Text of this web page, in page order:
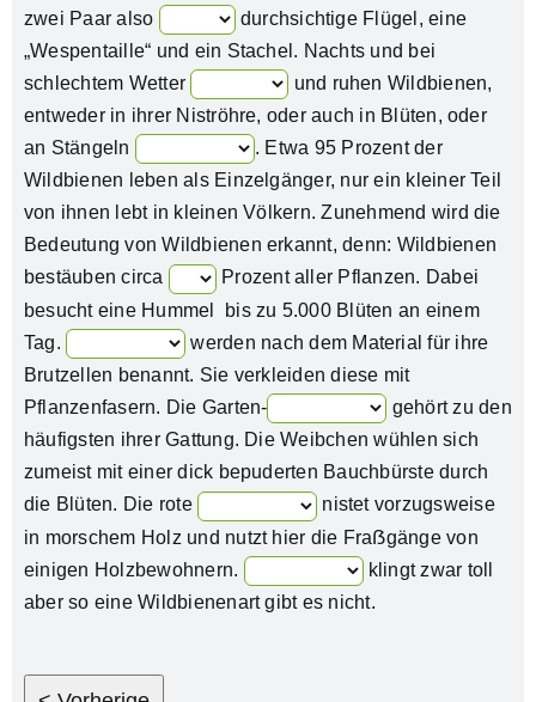
zwei Paar also
durchsichtige Flügel, eine
„Wespentaille“ und ein Stachel. Nachts und bei
schlechtem Wetter
und ruhen Wildbienen,
entweder in ihrer Niströhre, oder auch in Blüten, oder
an Stängeln
. Etwa 95 Prozent der
Wildbienen leben als Einzelgänger, nur ein kleiner Teil
von ihnen lebt in kleinen Völkern. Zunehmend wird die
Bedeutung von Wildbienen erkannt, denn: Wildbienen
bestäuben circa
Prozent aller Pflanzen. Dabei
besucht eine Hummel bis zu 5.000 Blüten an einem
Tag.
werden nach dem Material für ihre
Brutzellen benannt. Sie verkleiden diese mit
Pflanzenfasern. Die Garten-
gehört zu den
häufigsten ihrer Gattung. Die Weibchen wühlen sich
zumeist mit einer dick bepuderten Bauchbürste durch
die Blüten. Die rote
nistet vorzugsweise
in morschem Holz und nutzt hier die Fraẞgänge von
einigen Holzbewohnern.
klingt zwar toll
aber so eine Wildbienenart gibt es nicht.